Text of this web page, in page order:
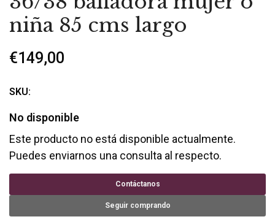
niña 85 cms largo
€149,00
SKU:
No disponible
Este producto no está disponible actualmente.
Puedes enviarnos una consulta al respecto.
Contáctanos
Seguir comprando